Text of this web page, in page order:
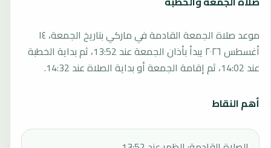
موعد صلاة الجمعة القادمة في ماركي بتاريخ الجمعة، ١٤
أغسطس ٢٠٢٦ يبدأ بأذان الجمعة عند 13:52، ثم بداية الخطبة
عند 14:02، ثم إقامة الجمعة أو بداية الصلاة عند 14:32.
أهم النقاط